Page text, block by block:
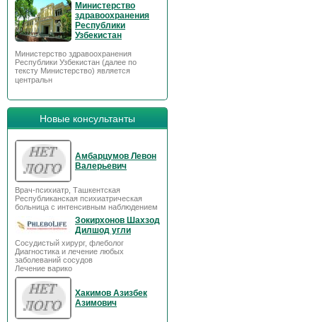
Министерство
здравоохранения
Республики
Узбекистан
Министерство здравоохранения
Республики Узбекистан (далее по
тексту Министерство) является
центральн
Новые консультанты
Амбарцумов Левон
Валерьевич
Врач-психиатр, Ташкентская
Республиканская психиатрическая
больница с интенсивным наблюдением
Зокирхонов Шахзод
Дилшод угли
Сосудистый хирург, флеболог
Диагностика и лечение любых
заболеваний сосудов
Лечение варико
Хакимов Азизбек
Азимович